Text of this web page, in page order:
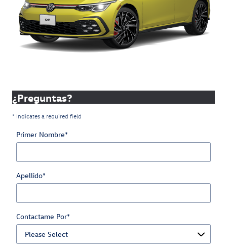
¿Preguntas?
* Indicates a required field
Primer Nombre*
Apellido*
Contactame Por*